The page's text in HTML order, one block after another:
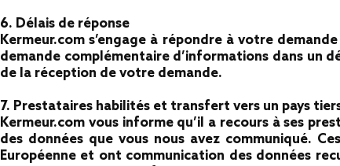
6. Délais de réponse
Kermeur.com s’engage à répondre à votre
demande complémentaire d’informations dans un
de la réception de votre demande.
7. Prestataires habilités et transfert vers un pays
Kermeur.com vous informe qu’il a recours à ses
des données que vous nous avez communiqué.
Européenne et ont communication des données